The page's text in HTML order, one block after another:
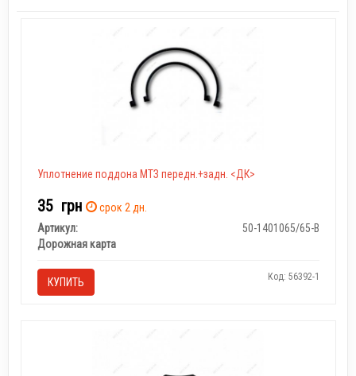
Уплотнение поддона МТЗ передн.+задн. <ДК>
35 грн
срок 2 дн.
Артикул:
50-1401065/65-В
Дорожная карта
КУПИТЬ Код: 56392-1